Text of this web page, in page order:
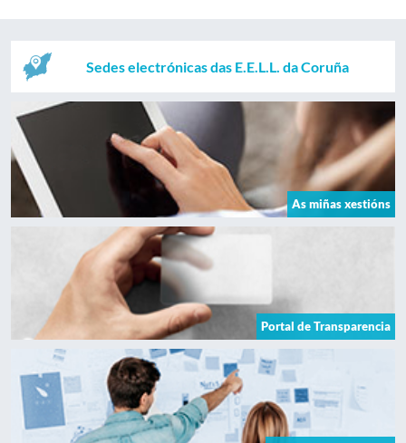
Sedes electrónicas das E.E.L.L. da Coruña
As miñas xestións
Portal de Transparencia